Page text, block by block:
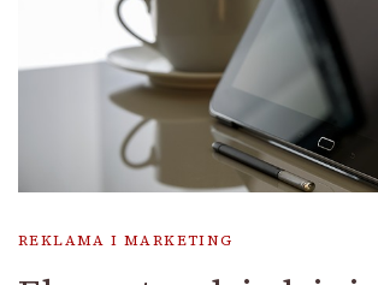
REKLAMA I MARKETING